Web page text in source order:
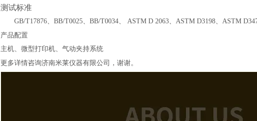
测试标准
GB/T17876、BB/T0025、BB/T0034、 ASTM D 2063、ASTM D3198、ASTM
产品配置
主机、微型打印机、 气动夹持系统
更多详情咨询济南米莱仪器有限公司，谢谢。